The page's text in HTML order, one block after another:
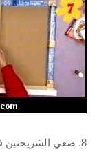
8. ضعي الشريحتين في المنتصف على شكل +